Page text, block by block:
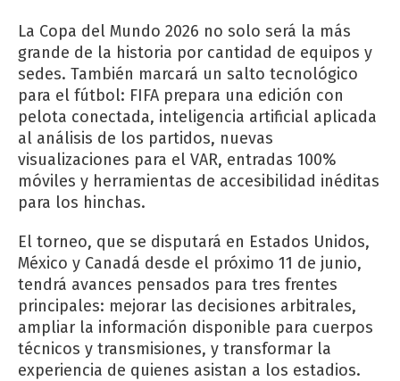
La Copa del Mundo 2026 no solo será la más
grande de la historia por cantidad de equipos y
sedes. También marcará un salto tecnológico
para el fútbol: FIFA prepara una edición con
pelota conectada, inteligencia artificial aplicada
al análisis de los partidos, nuevas
visualizaciones para el VAR, entradas 100%
móviles y herramientas de accesibilidad inéditas
para los hinchas.
El torneo, que se disputará en Estados Unidos,
México y Canadá desde el próximo 11 de junio,
tendrá avances pensados para tres frentes
principales: mejorar las decisiones arbitrales,
ampliar la información disponible para cuerpos
técnicos y transmisiones, y transformar la
experiencia de quienes asistan a los estadios.